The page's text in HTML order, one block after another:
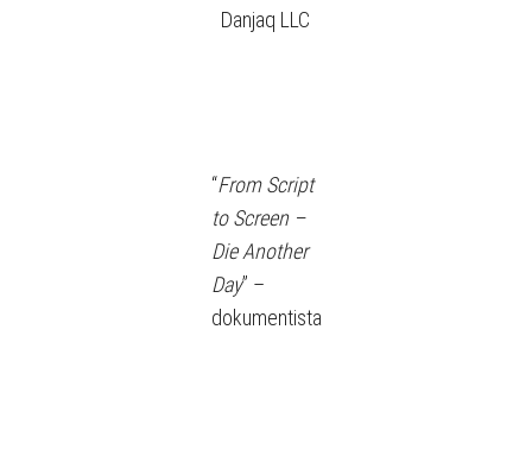
Danjaq LLC
“From Script
to Screen –
Die Another
Day” –
dokumentista